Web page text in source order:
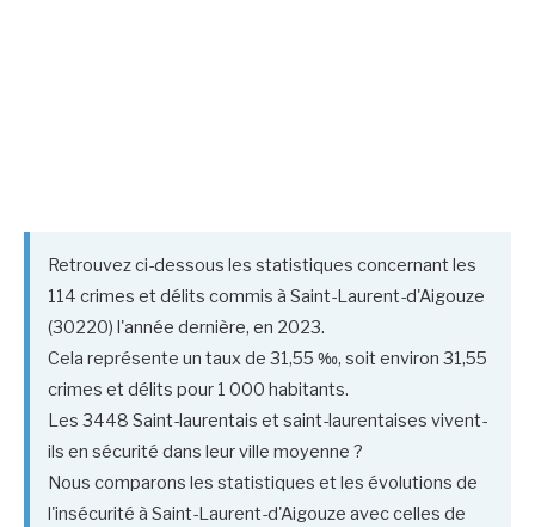
Retrouvez ci-dessous les statistiques concernant les
114 crimes et délits commis à Saint-Laurent-d'Aigouze
(30220) l'année dernière, en 2023.
Cela représente un taux de 31,55 ‰, soit environ 31,55
crimes et délits pour 1 000 habitants.
Les 3448 Saint-laurentais et saint-laurentaises vivent-
ils en sécurité dans leur ville moyenne ?
Nous comparons les statistiques et les évolutions de
l'insécurité à Saint-Laurent-d'Aigouze avec celles de